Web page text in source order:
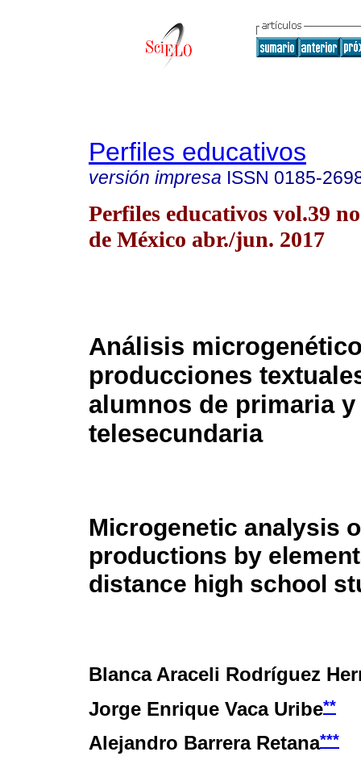
Perfiles educativos
versión impresa ISSN 0185-
Perfiles educativos vol.39
de México abr./jun. 2017
Análisis
producciones
alumnos de primaria y
telesecundaria
Microgenetic analysis
productions by
distance high school
Blanca Araceli Rodríguez
Jorge Enrique Vaca Uribe**
Alejandro Barrera Retana***